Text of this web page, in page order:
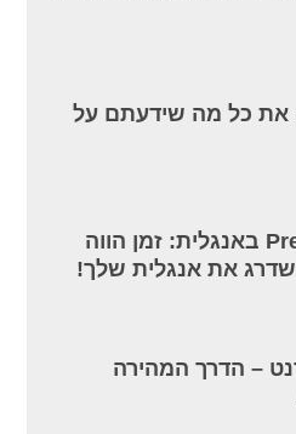
את כל מה שידעתם על
מה זה Present Perfect באנגלית: זמן הווה
את אנגלית שלך!
– הדרך המהירה